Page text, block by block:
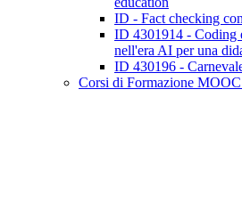
ID - Fact checking
ID 4301914 - Coding
nell'era AI per una
ID 430196 -
Corsi di Formazione